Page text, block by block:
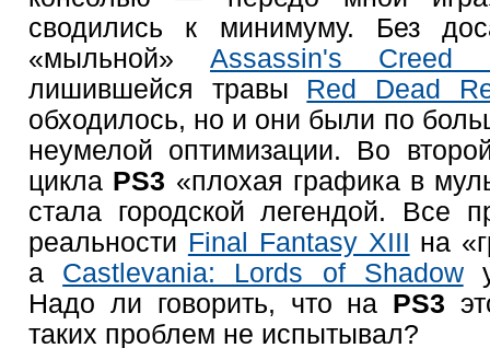
сводились к минимуму. Без
«мыльной» Аssassin's Creed
лишившейся травы Red Dead
обходилось, но и они были по
неумелой оптимизации. Во
цикла PS3 «плохая графика в
стала городской легендой. Все
реальности Final Fantasy XIII на
а Castlevania: Lords of Shadow
Надо ли говорить, что на PS3
таких проблем не испытывал?